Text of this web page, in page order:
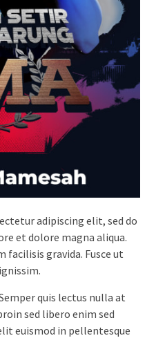
adipiscing elit, sed do
et dolore magna aliqua.
facilisis gravida. Fusce ut
quis lectus nulla at
sed libero enim sed
euismod in pellentesque